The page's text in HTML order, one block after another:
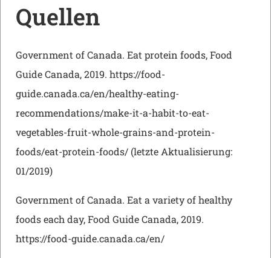
Quellen
Government of Canada. Eat protein foods, Food
Guide Canada, 2019. https://food-
guide.canada.ca/en/healthy-eating-
recommendations/make-it-a-habit-to-eat-
vegetables-fruit-whole-grains-and-protein-
foods/eat-protein-foods/ (letzte Aktualisierung:
01/2019)
Government of Canada. Eat a variety of healthy
foods each day, Food Guide Canada, 2019.
https://food-guide.canada.ca/en/